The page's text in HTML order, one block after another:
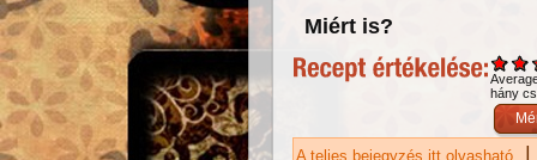
Miért is?
hány
A teljes bejegyzés itt olvasható |